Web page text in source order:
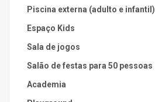
Piscina externa (adulto e infantil)
Espaço Kids
Sala de jogos
Salão de festas para 50 pessoas
Academia